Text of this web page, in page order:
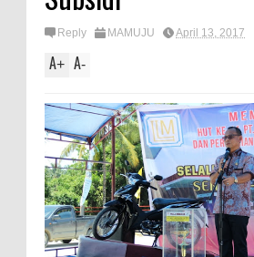
Reply MAMUJU April 13, 2017
A+ A-